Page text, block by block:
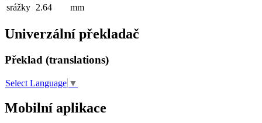
srážky 2.64 mm
Univerzální překladač
Překlad (translations)
Select Language ▼
Mobilní aplikace